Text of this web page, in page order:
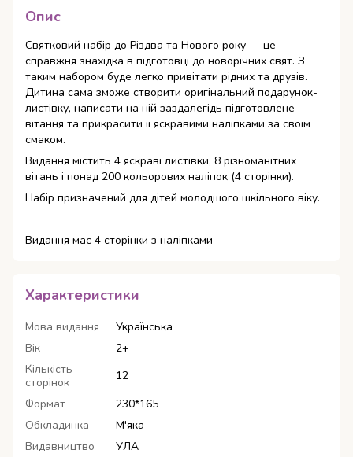
Опис
Святковий набір до Різдва та Нового року — це
справжня знахідка в підготовці до новорічних свят. З
таким набором буде легко привітати рідних та друзів.
Дитина сама зможе створити оригінальний подарунок-
листівку, написати на ній заздалегідь підготовлене
вітання та прикрасити її яскравими наліпками за своїм
смаком.
Видання містить 4 яскраві листівки, 8 різноманітних
вітань і понад 200 кольорових наліпок (4 сторінки).
Набір призначений для дітей молодшого шкільного віку.
Видання має 4 сторінки з наліпками
Характеристики
Мова видання
Українська
Вік
2+
Кількість
сторінок
12
Формат
230*165
Обкладинка
М'яка
Видавництво
УЛА